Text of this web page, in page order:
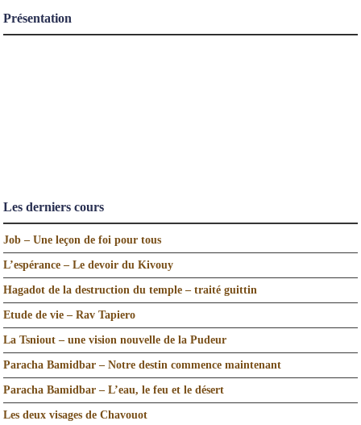
Présentation
Les derniers cours
Job – Une leçon de foi pour tous
L’espérance – Le devoir du Kivouy
Hagadot de la destruction du temple – traité guittin
Etude de vie – Rav Tapiero
La Tsniout – une vision nouvelle de la Pudeur
Paracha Bamidbar – Notre destin commence maintenant
Paracha Bamidbar – L’eau, le feu et le désert
Les deux visages de Chavouot